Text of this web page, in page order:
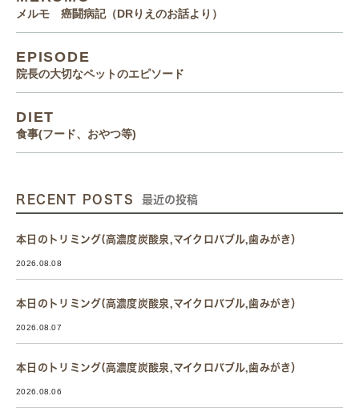
メルモ 癌闘病記（DRりえのお話より）
EPISODE
院長の大切なペットのエピソード
DIET
食事(フード、おやつ等)
RECENT POSTS 最近の投稿
本日のトリミング(高濃度炭酸泉,マイクロバブル,歯みがき）
2026.08.08
本日のトリミング(高濃度炭酸泉,マイクロバブル,歯みがき）
2026.08.07
本日のトリミング(高濃度炭酸泉,マイクロバブル,歯みがき）
2026.08.06